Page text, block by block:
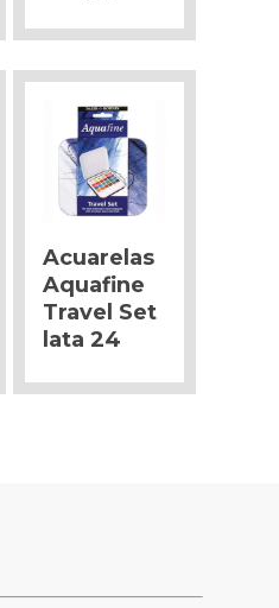
Acuarelas
Aquafine
Travel Set
lata 24